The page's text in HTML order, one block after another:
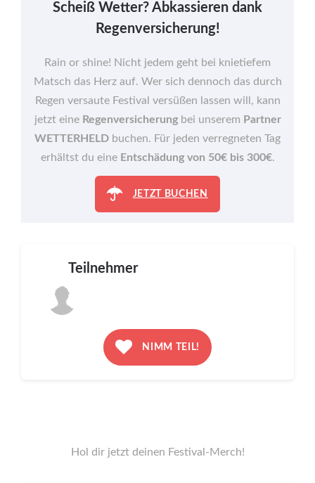
Scheiß Wetter? Abkassieren dank
Regenversicherung!
Rain or shine! Nicht jedem geht bei knietiefem
Matsch das Herz auf. Wer sich dennoch das durch
Regen versaute Festival versüßen lassen will, kann
jetzt eine Regenversicherungbei unserem Partner
WETTERHELD buchen. Für jeden verregneten Tag
erhältst du eine Entschädung von 50€ bis 300€.
JETZT BUCHEN
Teilnehmer
NIMM TEIL!
Hol dir jetzt deinen Festival-Merch!